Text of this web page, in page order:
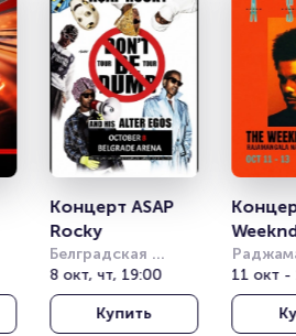
Концерт ASAP
Rocky
Белградская
Арена (бывш.
Штарк Арена)
8 окт, чт, 19:00
Купить
Нэшнл
11 окт -